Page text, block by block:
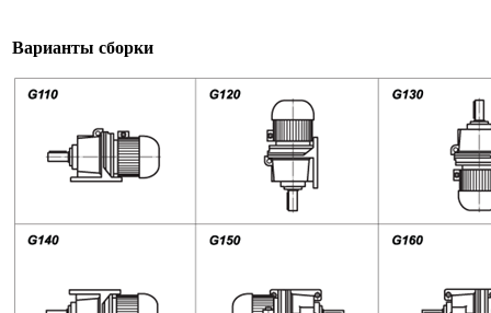
Варианты сборки